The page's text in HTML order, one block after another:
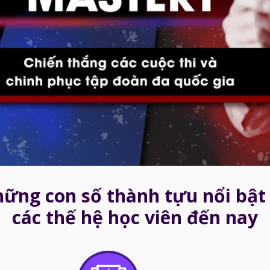
con số thành tựu nổi
các thế hệ học viên đến nay